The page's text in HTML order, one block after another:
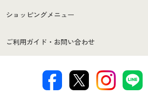
はじめての方へ
セシールご利用規約
著作権・商標について 会社案内
ショッピングメニュー
商品カテゴリ
ご利用ガイド・お問い合わせ
交換・返品は お支払は